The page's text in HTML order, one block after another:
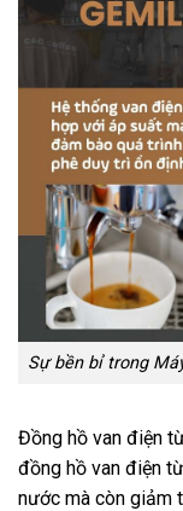
Sự bền bỉ trong
Đồng hồ van điện
đồng hồ van điện
nước mà còn giảm